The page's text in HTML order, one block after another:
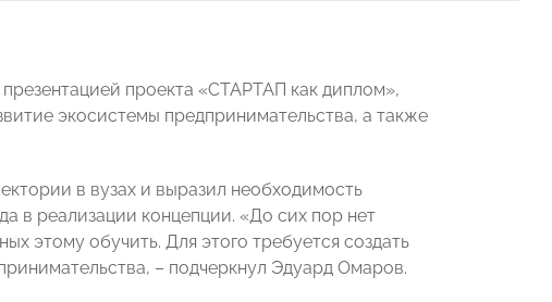
проекта «СТАРТАП как диплом»,
экосистемы предпринимательства, а также
в вузах и выразил необходимость
в реализации концепции. «До сих пор нет
этому обучить. Для этого требуется создать
– подчеркнул Эдуард Омаров.